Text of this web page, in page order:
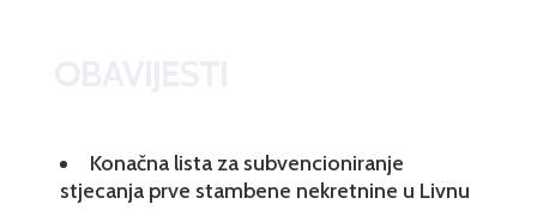
Konačna lista za subvencioniranje
stjecanja prve stambene nekretnine u Livnu